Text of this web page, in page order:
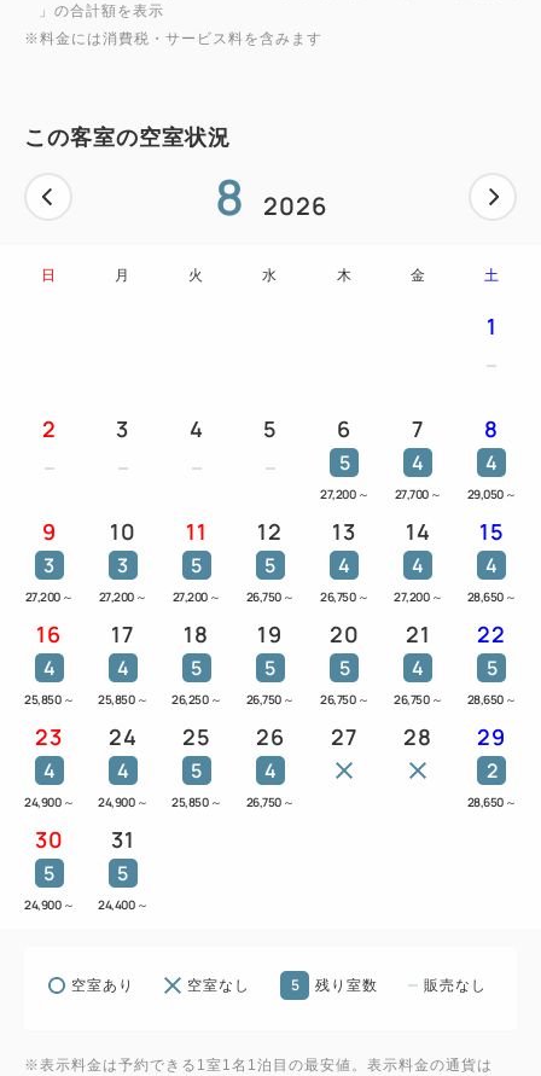
」の合計額を表示
※料金には消費税・サービス料を含みます
この客室の空室状況
8 2026
日 月 火 水 木 金 土
1
2 3 4 5 6
5
27,200 ～
7
4
27,700 ～
8
4
29,050 ～
9
3
27,200 ～
10
3
27,200 ～
11
5
27,200 ～
12
5
26,750 ～
13
4
26,750 ～
14
4
27,200 ～
15
4
28,650 ～
16
4
25,850 ～
17
4
25,850 ～
18
5
26,250 ～
19
5
26,750 ～
20
5
26,750 ～
21
4
26,750 ～
22
5
28,650 ～
23
4
24,900 ～
24
4
24,900 ～
25
5
25,850 ～
26
4
26,750 ～
27 28 29
2
28,650 ～
30
5
24,900 ～
31
5
24,400 ～
空室あり 空室なし 5 残り室数 販売なし
※表示料金は予約できる1室1名1泊目の最安値。表示料金の通貨は